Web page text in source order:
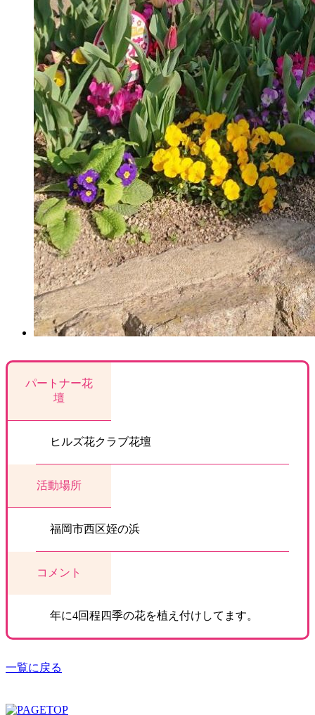
パートナー花
壇
ヒルズ花クラブ花壇
活動場所
福岡市西区姪の浜
コメント
年に4回程四季の花を植え付けしてます。
一覧に戻る